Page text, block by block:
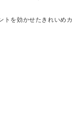
トを効かせたきれいめカ